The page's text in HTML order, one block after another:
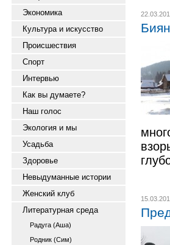
Экономика
Культура и искусство
Происшествия
Спорт
Интервью
Как вы думаете?
Наш голос
Экология и мы
Усадьба
Здоровье
Невыдуманные истории
Женский клуб
Литературная среда
Радуга (Аша)
Родник (Сим)